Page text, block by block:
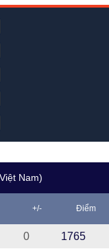
Nam)
+/- Điểm
0 1765